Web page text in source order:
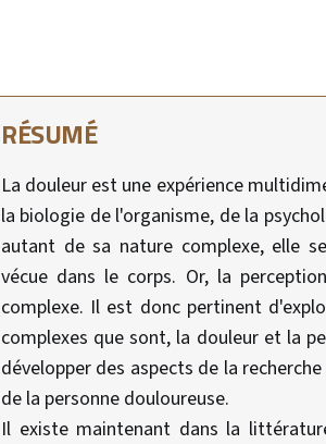
RÉSUMÉ
La douleur est une expérience
la biologie de l'organisme, de la
autant de sa nature complexe, elle
vécue dans le corps. Or, la
complexe. Il est donc pertinent
complexes que sont, la douleur et la
développer des aspects de la
de la personne douloureuse.
Il existe maintenant dans la